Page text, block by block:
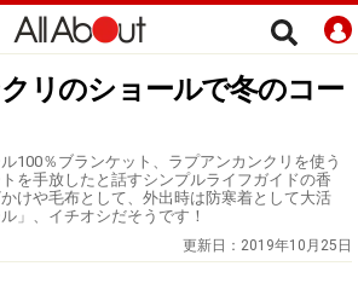
リのショールで冬のコー
100％ブランケット、ラプアンカンクリを使う
を手放したと話すシンプルライフガイドの香
けや毛布として、外出時は防寒着として大活
」、イチオシだそうです！
更新日： 2019年10月25日